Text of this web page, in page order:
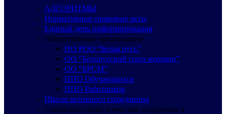
АЛГОРИТМЫ
Нормативные правовые акты
Единый день информирования
Общественные организации
ПО РОО “Белая русь”
ОО “Белорусский союз женщин”
ОО “БРСМ”
ППО Обучающихся
ППО Работников
Школа активного гражданина
Социально-педагогическая поддержка и